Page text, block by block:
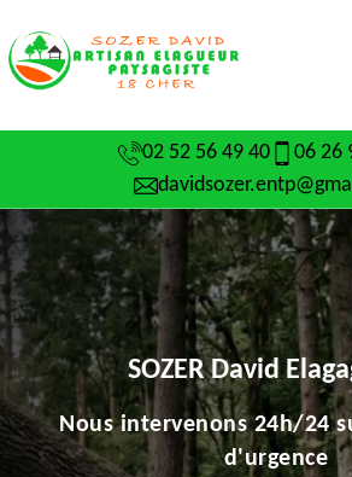
02 52 56 49 40
06 26
SOZER David
Nous intervenons 24h/24
d'urgence